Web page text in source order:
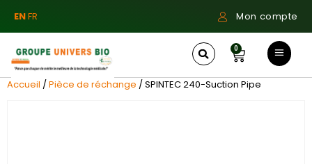
ENFR Mon compte
0
Accueil /Pièce de réchange / SPINTEC 240-Suction Pipe